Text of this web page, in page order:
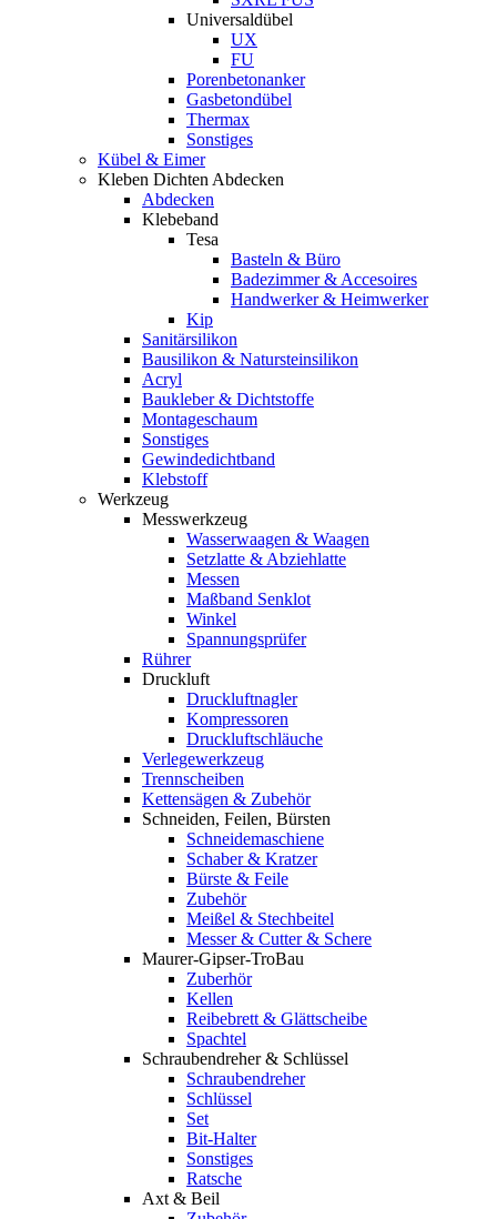
Universaldübel
UX
FU
Porenbetonanker
Gasbetondübel
Thermax
Sonstiges
Kübel & Eimer
Kleben Dichten Abdecken
Abdecken
Klebeband
Tesa
Basteln & Büro
Badezimmer & Accesoires
Handwerker & Heimwerker
Kip
Sanitärsilikon
Bausilikon & Natursteinsilikon
Acryl
Baukleber & Dichtstoffe
Montageschaum
Sonstiges
Gewindedichtband
Klebstoff
Werkzeug
Messwerkzeug
Wasserwaagen & Waagen
Setzlatte & Abziehlatte
Messen
Maßband Senklot
Winkel
Spannungsprüfer
Rührer
Druckluft
Druckluftnagler
Kompressoren
Druckluftschläuche
Verlegewerkzeug
Trennscheiben
Kettensägen & Zubehör
Schneiden, Feilen, Bürsten
Schneidemaschiene
Schaber & Kratzer
Bürste & Feile
Zubehör
Meißel & Stechbeitel
Messer & Cutter & Schere
Maurer-Gipser-TroBau
Zuberhör
Kellen
Reibebrett & Glättscheibe
Spachtel
Schraubendreher & Schlüssel
Schraubendreher
Schlüssel
Set
Bit-Halter
Sonstiges
Ratsche
Axt & Beil